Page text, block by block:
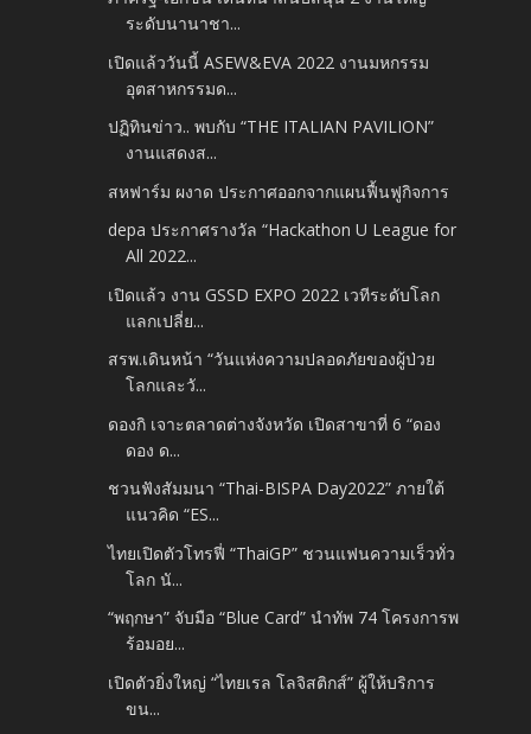
ระดับนานาชา...
เปิดแล้ววันนี้ ASEW&EVA 2022 งานมหกรรม
อุตสาหกรรมด...
ปฏิทินข่าว.. พบกับ “THE ITALIAN PAVILION”
งานแสดงส...
สหฟาร์ม ผงาด ประกาศออกจากแผนฟื้นฟูกิจการ
depa ประกาศรางวัล “Hackathon U League for
All 2022...
เปิดแล้ว งาน GSSD EXPO 2022 เวทีระดับโลก
แลกเปลี่ย...
สรพ.เดินหน้า “วันแห่งความปลอดภัยของผู้ป่วย
โลกและวั...
ดองกิ เจาะตลาดต่างจังหวัด เปิดสาขาที่ 6 “ดอง
ดอง ด...
ชวนฟังสัมมนา “Thai-BISPA Day2022” ภายใต้
แนวคิด “ES...
ไทยเปิดตัวโทรฟี่ “ThaiGP” ชวนแฟนความเร็วทั่ว
โลก นั...
“พฤกษา” จับมือ “Blue Card” นำทัพ 74 โครงการพ
ร้อมอย...
เปิดตัวยิ่งใหญ่ “ไทยเรล โลจิสติกส์” ผู้ให้บริการ
ขน...